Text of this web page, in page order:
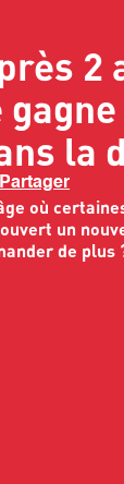
2
la
Partager
où
un
de plus